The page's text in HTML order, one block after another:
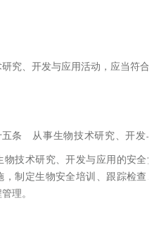
研究、开发与应用活动，应当符合
条 从事生物技术研究、开发与
物技术研究、开发与应用的安全
，制定生物安全培训、跟踪检查
理。